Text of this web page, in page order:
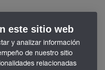
este sitio web
y analizar información
de nuestro sitio
relacionadas